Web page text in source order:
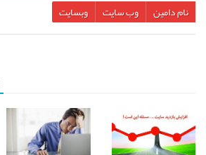
نام دامین
وب سایت وبسایت